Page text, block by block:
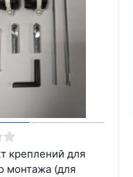
креплений для
монтажа (для